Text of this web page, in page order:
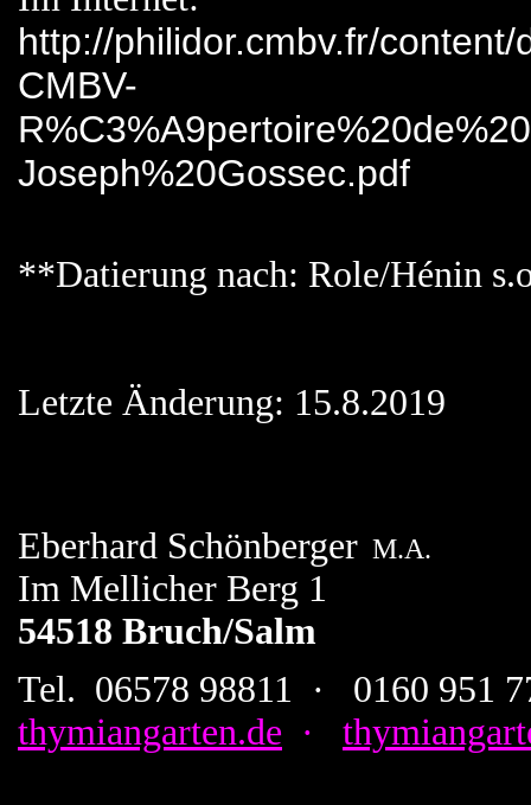
http://philidor.cmbv.fr/
CMBV-
Joseph%20Gossec.pdf
**Datierung nach: Role/Hénin
Letzte Änderung: 15.8.2019
Eberhard Schönberger M.A.
Im Mellicher Berg 1
54518 Bruch/Salm
Tel. 06578 98811 · 0160 951
thymiangarten.de ·